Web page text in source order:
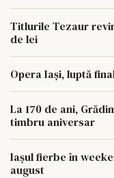
Titlurile Tezaur
de lei
Opera Iași, luptă
La 170 de ani,
timbru aniversar
Iașul fierbe în
august